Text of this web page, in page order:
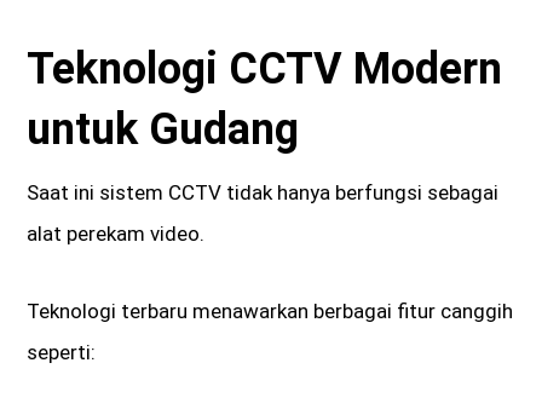
Teknologi CCTV Modern
untuk Gudang
Saat ini sistem CCTV tidak hanya berfungsi sebagai
alat perekam video.
Teknologi terbaru menawarkan berbagai fitur canggih
seperti: